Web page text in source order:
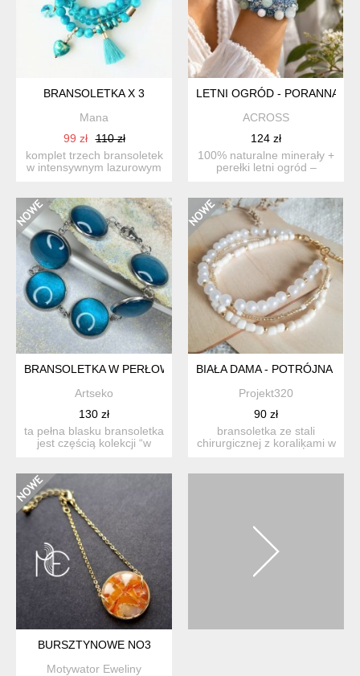
BRANSOLETKA X 3
Mana
99 zł
110 zł
komplet trzech bransoletek
w intensywnym lazurowym
LETNI OGRÓD - PORANNA
ACROSS
124 zł
100% naturalne minerały +
perełki letni ogród –
BRANSOLETKA W PERŁOWYM ODCIENIU TURKUSU E32/14
Artseko
130 zł
ta pełna blasku bransoletka
jest częścią kolekcji “w
BIAŁA DAMA - POTRÓJNA
Projekt320
90 zł
bransoletka ze stali
chirurgicznej z koraliķami w
BURSZTYNOWE NO3
Motywator Eweliny